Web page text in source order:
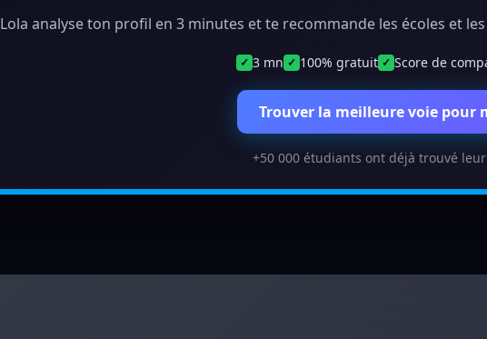
Lola analyse ton profil en 3 minutes et te recommande les écoles et
✓ 3 mn ✓ 100% gratuit ✓ Score de
Trouver la meilleure voie pour
+50 000 étudiants ont déjà trouvé